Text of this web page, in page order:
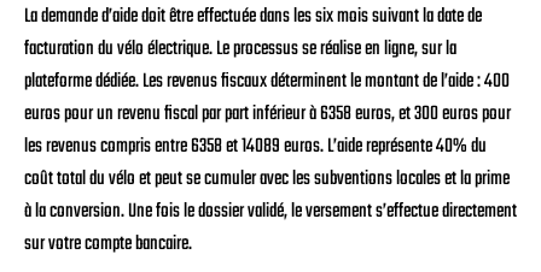
La demande d’aide doit être effectuée dans les six mois suivant la date de
facturation du vélo électrique. Le processus se réalise en ligne, sur la
plateforme dédiée. Les revenus fiscaux déterminent le montant de l’aide : 400
euros pour un revenu fiscal par part inférieur à 6358 euros, et 300 euros pour
les revenus compris entre 6358 et 14089 euros. L’aide représente 40% du
coût total du vélo et peut se cumuler avec les subventions locales et la prime
à la conversion. Une fois le dossier validé, le versement s’effectue directement
sur votre compte bancaire.